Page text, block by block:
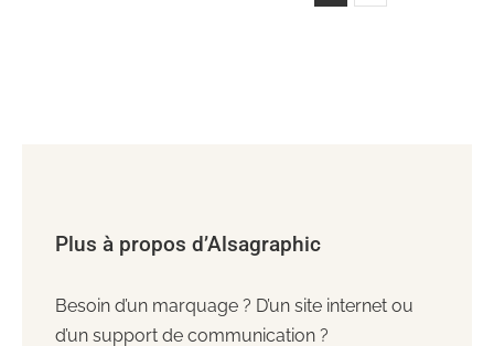
Plus à propos d’Alsagraphic
Besoin d’un marquage ? D’un site internet ou
d’un support de communication ?